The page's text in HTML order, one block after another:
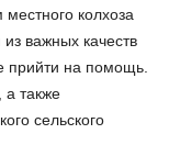
колхоза
важных качеств
прийти на помощь.
а также
сельского